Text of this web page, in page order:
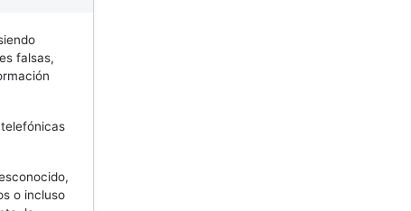
falsas,
o incluso